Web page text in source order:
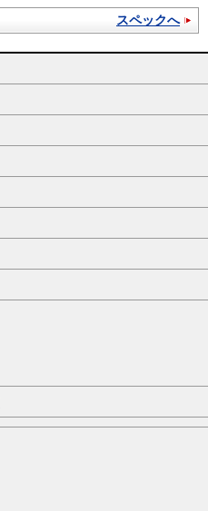
スペックへ